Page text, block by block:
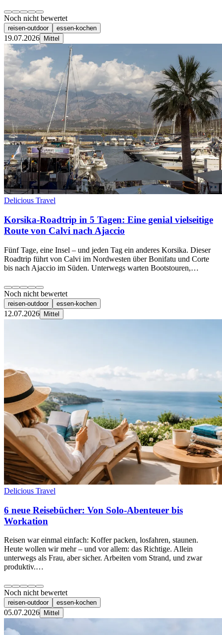
Noch nicht bewertet
reisen-outdoor essen-kochen
19.07.2026 Mittel
Delicious Travel
Korsika-Roadtrip in 5 Tagen: Eine genial vielseitige
Route von Calvi nach Ajaccio
Fünf Tage, eine Insel – und jeden Tag ein anderes Korsika. Dieser
Roadtrip führt von Calvi im Nordwesten über Bonifatu und Corte
bis nach Ajaccio im Süden. Unterwegs warten Bootstouren,…
Noch nicht bewertet
reisen-outdoor essen-kochen
12.07.2026 Mittel
Delicious Travel
6 neue Reisebücher: Von Solo-Abenteuer bis
Workation
Reisen war einmal einfach: Koffer packen, losfahren, staunen.
Heute wollen wir mehr – und vor allem: das Richtige. Allein
unterwegs als Frau, aber sicher. Arbeiten vom Strand, und zwar
produktiv.…
Noch nicht bewertet
reisen-outdoor essen-kochen
05.07.2026 Mittel